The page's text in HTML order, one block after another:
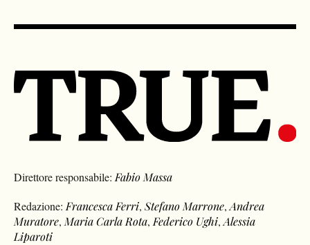
Direttore responsabile: Fabio Massa
Redazione: Francesca Ferri,Stefano Marrone,Andrea
Muratore, Maria Carla Rota, Federico Ughi,Alessia
Liparoti